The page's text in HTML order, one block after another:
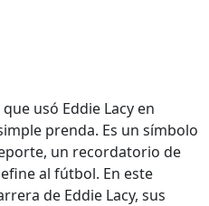
usó Eddie Lacy en
prenda. Es un símbolo
un recordatorio de
al fútbol. En este
de Eddie Lacy, sus